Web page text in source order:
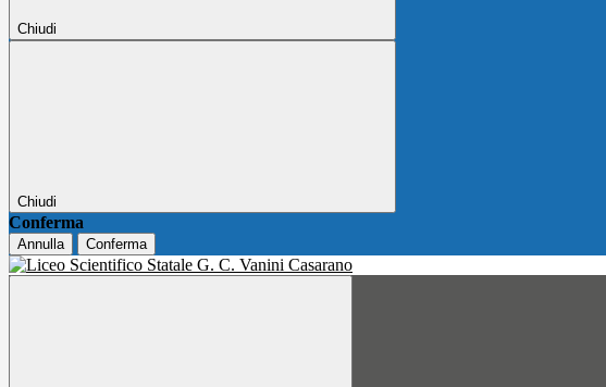
Chiudi
Chiudi
Conferma
Annulla Conferma